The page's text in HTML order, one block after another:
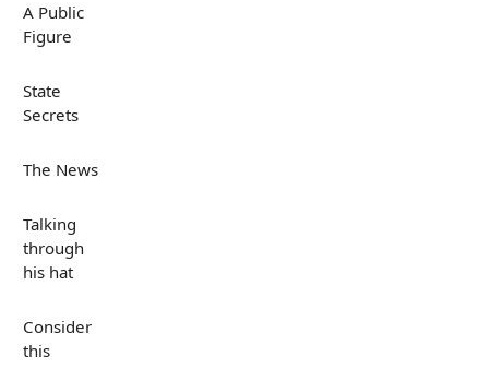
A Public
Figure
State
Secrets
The News
Talking
through
his hat
Consider
this